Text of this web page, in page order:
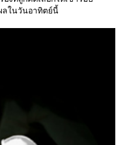
ลในวันอาทิตย์นี้